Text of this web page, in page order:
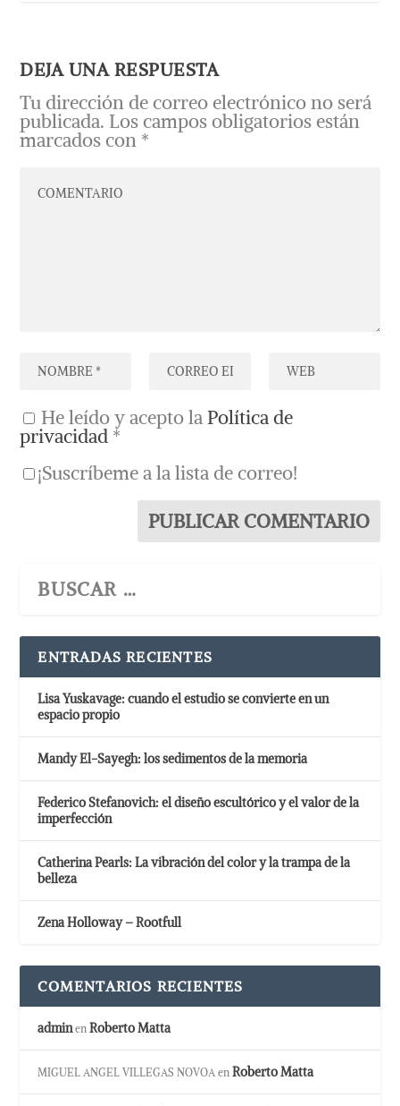
DEJA UNA RESPUESTA
Tu dirección de correo electrónico no será
publicada. Los campos obligatorios están
marcados con *
He leído y acepto laPolítica de
privacidad *
¡Suscríbeme a la lista de correo!
ENTRADAS RECIENTES
Lisa Yuskavage: cuando el estudio se convierte en un
espacio propio
Mandy El-Sayegh: los sedimentos de la memoria
Federico Stefanovich: el diseño escultórico y el valor de la
imperfección
Catherina Pearls: La vibración del color y la trampa de la
belleza
Zena Holloway – Rootfull
COMENTARIOS RECIENTES
adminen Roberto Matta
MIGUEL ANGEL VILLEGAS NOVOA en Roberto Matta